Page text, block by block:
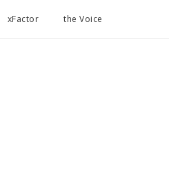
xFactor the Voice